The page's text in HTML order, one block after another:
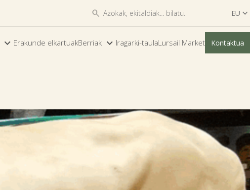
 EU 
ES
EU
 Erakunde elkartuakBerriak  Iragarki-taulaLursail Market Kontaktua